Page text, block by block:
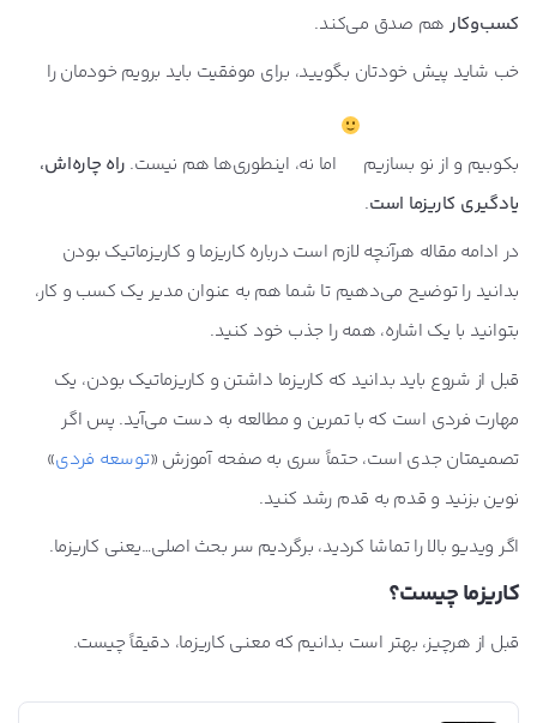
کسب‌وکار هم صدق می‌کند.
خب شاید پیش خودتان بگویید، برای موفقیت باید برویم خودمان را
بکوبیم و از نو بسازیم اما نه، اینطوری‌ها هم نیست. راه چاره‌اش،
یادگیری کاریزما است.
در ادامه مقاله هرآنچه لازم است درباره کاریزما و کاریزماتیک بودن
بدانید را توضیح می‌دهیم تا شما هم به عنوان مدیر یک کسب و کار،
بتوانید با یک اشاره، همه را جذب خود کنید.
قبل از شروع باید بدانید که کاریزما داشتن و کاریزماتیک بودن، یک
مهارت فردی است که با تمرین و مطالعه به دست می‌آید. پس اگر
تصمیمتان جدی است، حتماً سری به صفحه آموزش «توسعه فردی»
نوین بزنید و قدم به قدم رشد کنید.
اگر ویدیو بالا را تماشا کردید، برگردیم سر بحث اصلی…یعنی کاریزما.
کاریزما چیست؟
قبل از هرچیز، بهتر است بدانیم که معنی کاریزما، دقیقاً چیست.